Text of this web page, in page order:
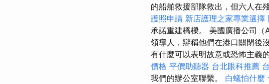
的船舶救援部隊救出，但六人在
護照申請 新店護理之家專業選擇
承諾重建橋樑。 美國廣播公司
領導人，辯稱他們在港口關閉後
有什麼可以表明故意或恐怖主義
價格 平價助聽器 台北眼科推薦
我們的辦公室聯繫。 白蟻怕什麼